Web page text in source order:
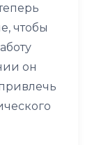
чтобы
он